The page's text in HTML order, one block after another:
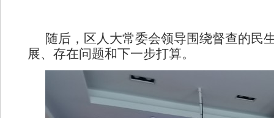
随后，区人大常委会领导围绕督查的民
展、存在问题和下一步打算。